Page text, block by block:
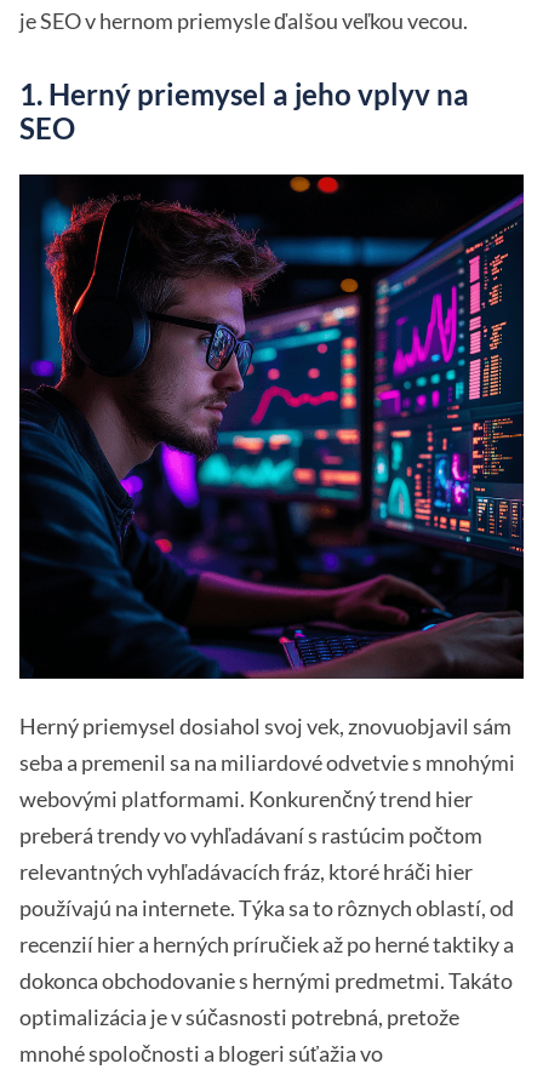
je SEO v hernom priemysle ďalšou veľkou vecou.
1. Herný priemysel a jeho vplyv na
SEO
Herný priemysel dosiahol svoj vek, znovuobjavil sám
seba a premenil sa na miliardové odvetvie s mnohými
webovými platformami. Konkurenčný trend hier
preberá trendy vo vyhľadávaní s rastúcim počtom
relevantných vyhľadávacích fráz, ktoré hráči hier
používajú na internete. Týka sa to rôznych oblastí, od
recenzií hier a herných príručiek až po herné taktiky a
dokonca obchodovanie s hernými predmetmi. Takáto
optimalizácia je v súčasnosti potrebná, pretože
mnohé spoločnosti a blogeri súťažia vo